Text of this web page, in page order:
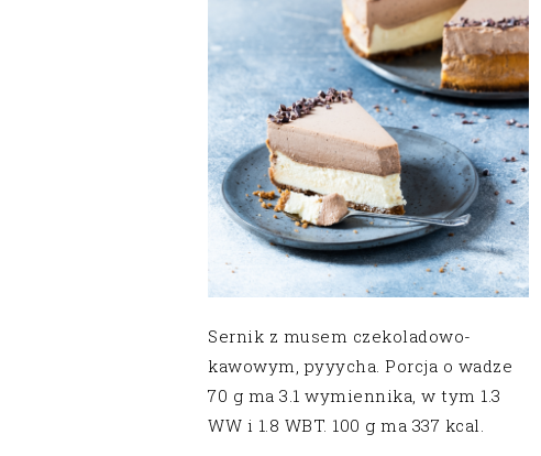
Sernik z musem czekoladowo-
kawowym, pyyycha. Porcja o wadze
70 g ma 3.1 wymiennika, w tym 1.3
WW i 1.8 WBT. 100 g ma 337 kcal.